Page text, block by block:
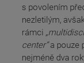
s povolením
nezletilým,
rámci
center“a pouze
nejméně dva